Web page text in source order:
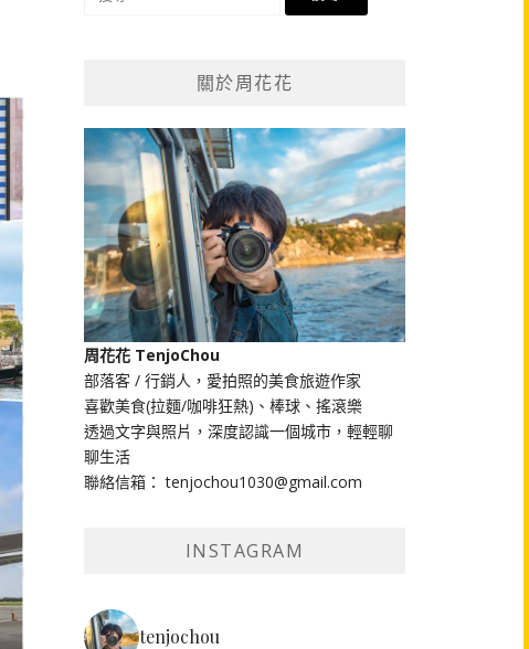
關於周花花
周花花 TenjoChou
部落客 / 行銷人，愛拍照的美食旅遊作家
喜歡美食(拉麵/咖啡狂熱)、棒球、搖滾樂
透過文字與照片，深度認識一個城市，輕輕聊
聊生活
聯絡信箱： tenjochou1030@gmail.com
INSTAGRAM
tenjochou